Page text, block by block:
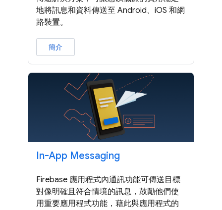
地將訊息和資料傳送至 Android、iOS 和網
路裝置。
簡介
In-App Messaging
Firebase 應用程式內通訊功能可傳送目標
對像明確且符合情境的訊息，鼓勵他們使
用重要應用程式功能，藉此與應用程式的